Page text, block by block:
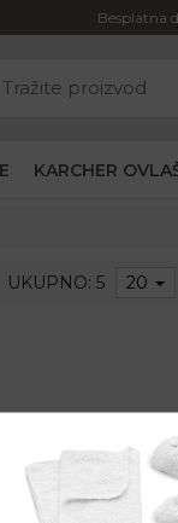
Besplatna
KARCHER
UKUPNO: 5 20